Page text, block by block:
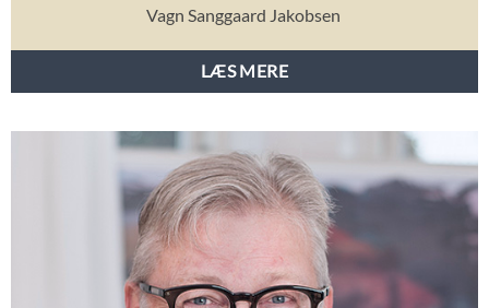
Vagn Sanggaard Jakobsen
LÆS MERE